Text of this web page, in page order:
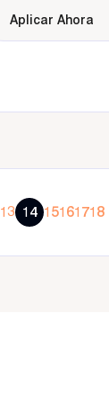
Aplicar Ahora
13 14 15161718